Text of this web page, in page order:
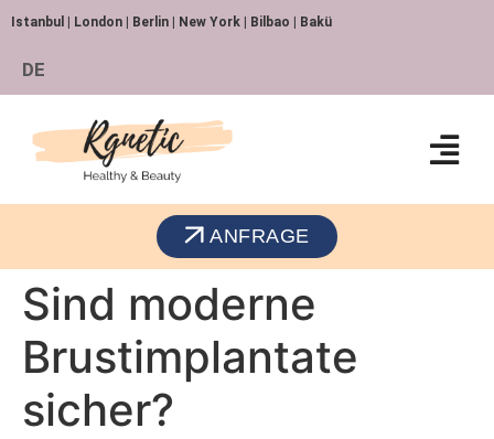
Istanbul | London | Berlin | New York | Bilbao | Bakü
DE
ANFRAGE
Sind moderne
Brustimplantate
sicher?